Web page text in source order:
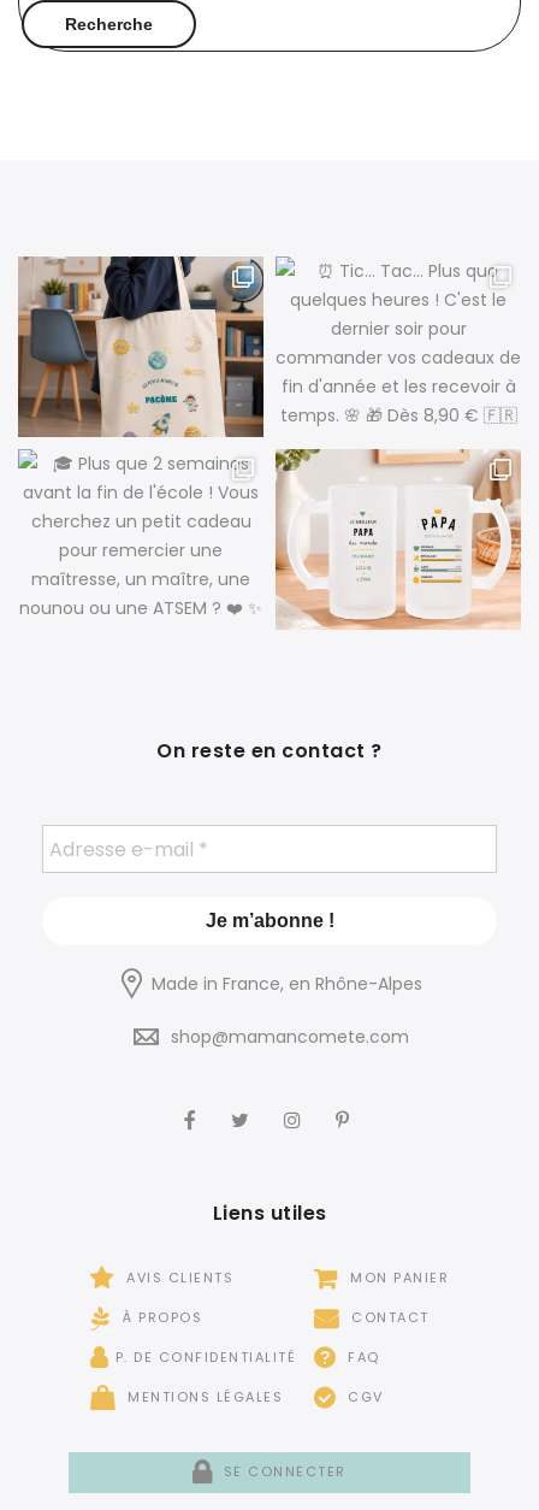
Recherche
On reste en contact ?
Made in France, en Rhône-Alpes
shop@mamancomete.com
Liens utiles
AVIS CLIENTS
À PROPOS
P. DE CONFIDENTIALITÉ
MENTIONS LÉGALES
MON PANIER
CONTACT
FAQ
CGV
SE CONNECTER